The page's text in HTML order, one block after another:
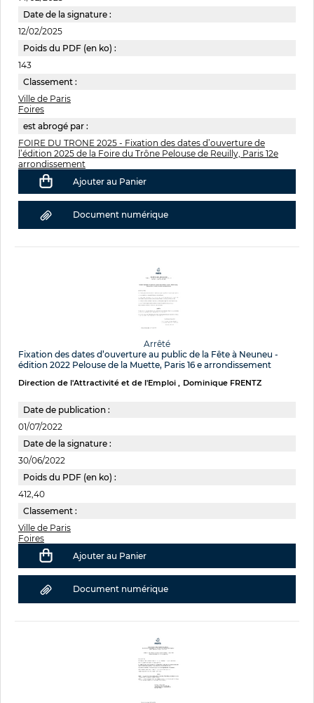
Date de la signature :
12/02/2025
Poids du PDF (en ko) :
143
Classement :
Ville de Paris
Foires
est abrogé par :
FOIRE DU TRONE 2025 - Fixation des dates d’ouverture de
l’édition 2025 de la Foire du Trône Pelouse de Reuilly, Paris 12e
arrondissement
Ajouter au Panier
Document numérique
Arrêté
Fixation des dates d’ouverture au public de la Fête à Neuneu -
édition 2022 Pelouse de la Muette, Paris 16 e arrondissement
Direction de l'Attractivité et de l'Emploi Dominique FRENTZ
Date de publication :
01/07/2022
Date de la signature :
30/06/2022
Poids du PDF (en ko) :
412,40
Classement :
Ville de Paris
Foires
Ajouter au Panier
Document numérique